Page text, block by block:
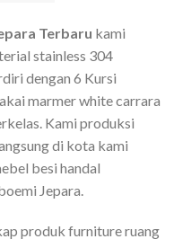
Terbaru kami
stainless 304
dengan 6 Kursi
marmer white carrara
Kami produksi
di kota kami
besi handal
Jepara.
produk furniture ruang